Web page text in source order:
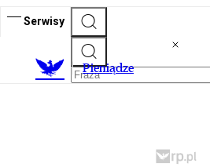
Serwisy
Pieniądze